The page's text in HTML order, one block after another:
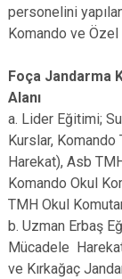
personelini
Komando ve
Foça Jandarma
Alanı
a. Lider Eğitimi;
Kurslar, Komando
Harekat), Asb
Komando Okul
TMH Okul
b. Uzman Erbaş
Mücadele
ve Kırkağaç